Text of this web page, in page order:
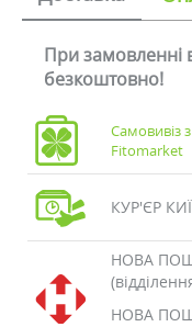
При замовленні
безкоштовно!
Самовивіз
Fitomarket
КУР'ЄР
НОВА
НОВА